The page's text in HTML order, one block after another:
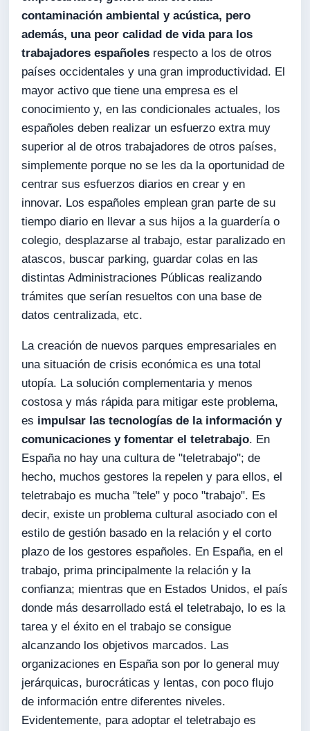
contaminación ambiental y acústica, pero
además, una peor calidad de vida para los
trabajadores españoles respecto a los de otros
países occidentales y una gran improductividad. El
mayor activo que tiene una empresa es el
conocimiento y, en las condicionales actuales, los
españoles deben realizar un esfuerzo extra muy
superior al de otros trabajadores de otros países,
simplemente porque no se les da la oportunidad de
centrar sus esfuerzos diarios en crear y en
innovar. Los españoles emplean gran parte de su
tiempo diario en llevar a sus hijos a la guardería o
colegio, desplazarse al trabajo, estar paralizado en
atascos, buscar parking, guardar colas en las
distintas Administraciones Públicas realizando
trámites que serían resueltos con una base de
datos centralizada, etc.
La creación de nuevos parques empresariales en
una situación de crisis económica es una total
utopía. La solución complementaria y menos
costosa y más rápida para mitigar este problema,
es impulsar las tecnologías de la información y
comunicaciones y fomentar el teletrabajo. En
España no hay una cultura de "teletrabajo"; de
hecho, muchos gestores la repelen y para ellos, el
teletrabajo es mucha "tele" y poco "trabajo". Es
decir, existe un problema cultural asociado con el
estilo de gestión basado en la relación y el corto
plazo de los gestores españoles. En España, en el
trabajo, prima principalmente la relación y la
confianza; mientras que en Estados Unidos, el país
donde más desarrollado está el teletrabajo, lo es la
tarea y el éxito en el trabajo se consigue
alcanzando los objetivos marcados. Las
organizaciones en España son por lo general muy
jerárquicas, burocráticas y lentas, con poco flujo
de información entre diferentes niveles.
Evidentemente, para adoptar el teletrabajo es